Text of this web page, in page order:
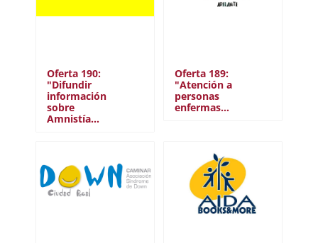
Oferta 190:
"Difundir
información
sobre
Amnistía…
Oferta 189:
"Atención a
personas
enfermas…